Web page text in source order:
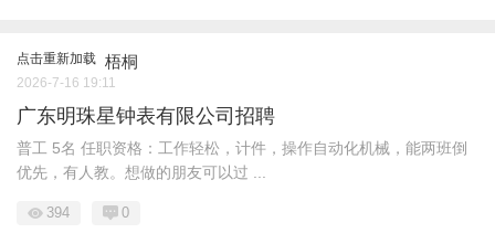
点击重新加载 梧桐
2026-7-16 19:11
广东明珠星钟表有限公司招聘
普工 5名 任职资格：工作轻松，计件，操作自动化机械，能两班倒
优先，有人教。想做的朋友可以过 ...
394 0